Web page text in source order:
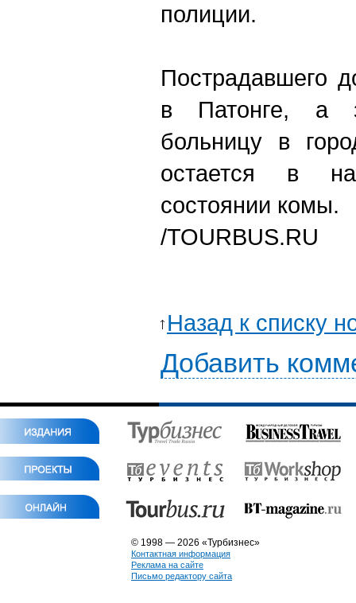
полиции.
Пострадавшего
в Патонге, а
больницу в
остается в
состоянии комы.
/TOURBUS.RU
Назад к списку
Добавить
© 1998 — 2026 «Турбизнес»
Контактная информация
Реклама на сайте
Письмо редактору сайта